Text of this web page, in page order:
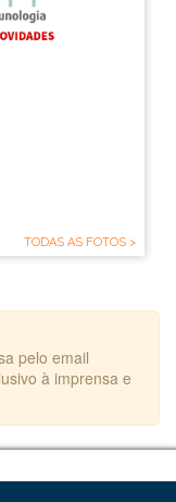
TODAS AS FOTOS >
pelo email
à imprensa e